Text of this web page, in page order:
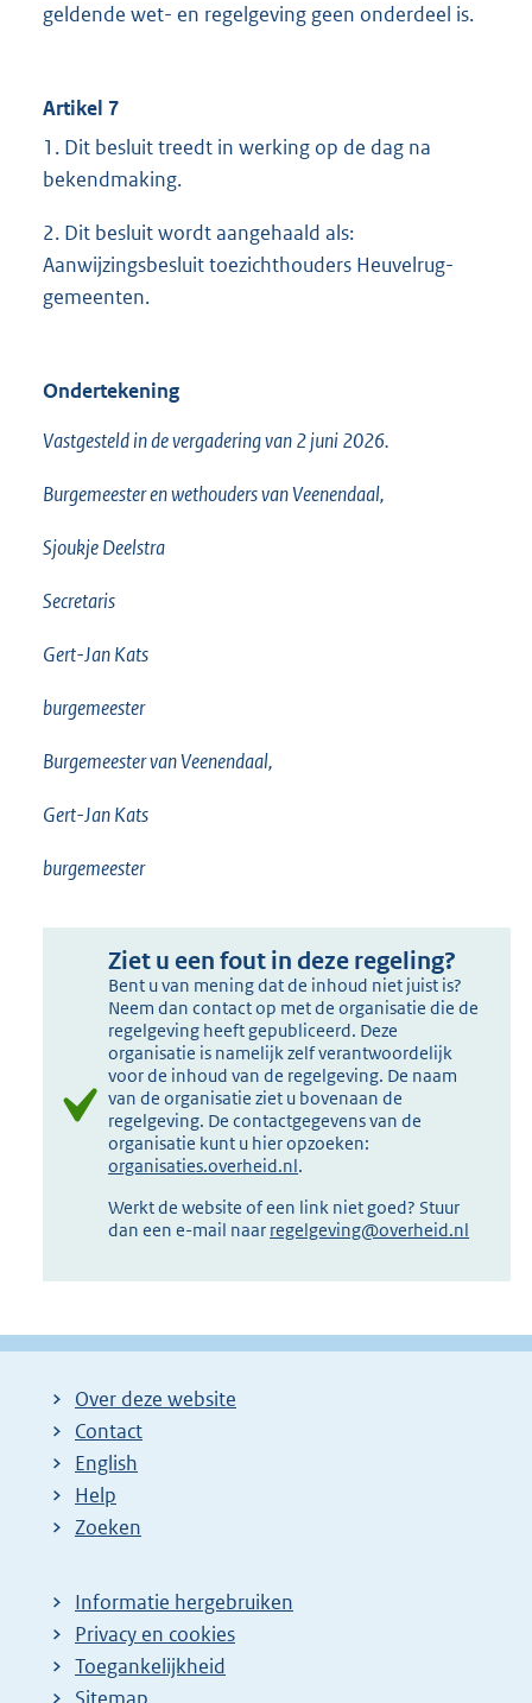
geldende wet- en regelgeving geen onderdeel is.
Artikel 7
1. Dit besluit treedt in werking op de dag na
bekendmaking.
2. Dit besluit wordt aangehaald als:
Aanwijzingsbesluit toezichthouders Heuvelrug-
gemeenten.
Ondertekening
Vastgesteld in de vergadering van 2 juni 2026.
Burgemeester en wethouders van Veenendaal,
Sjoukje Deelstra
Secretaris
Gert-Jan Kats
burgemeester
Burgemeester van Veenendaal,
Gert-Jan Kats
burgemeester
Ziet u een fout in deze regeling?
Bent u van mening dat de inhoud niet juist is?
Neem dan contact op met de organisatie die de
regelgeving heeft gepubliceerd. Deze
organisatie is namelijk zelf verantwoordelijk
voor de inhoud van de regelgeving. De naam
van de organisatie ziet u bovenaan de
regelgeving. De contactgegevens van de
organisatie kunt u hier opzoeken:
organisaties.overheid.nl.
Werkt de website of een link niet goed? Stuur
dan een e-mail naar regelgeving@overheid.nl
Over deze website
Contact
English
Help
Zoeken
Informatie hergebruiken
Privacy en cookies
Toegankelijkheid
Sitemap